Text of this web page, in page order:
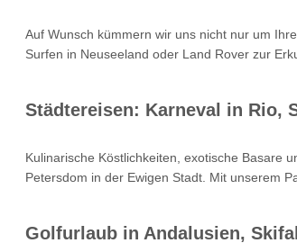
Auf Wunsch kümmern wir uns nicht nur um
Surfen in Neuseeland oder Land Rover zur
Städtereisen: Karneval in Rio,
Kulinarische Köstlichkeiten, exotische Basare
Petersdom in der Ewigen Stadt. Mit unserem
Golfurlaub in Andalusien,